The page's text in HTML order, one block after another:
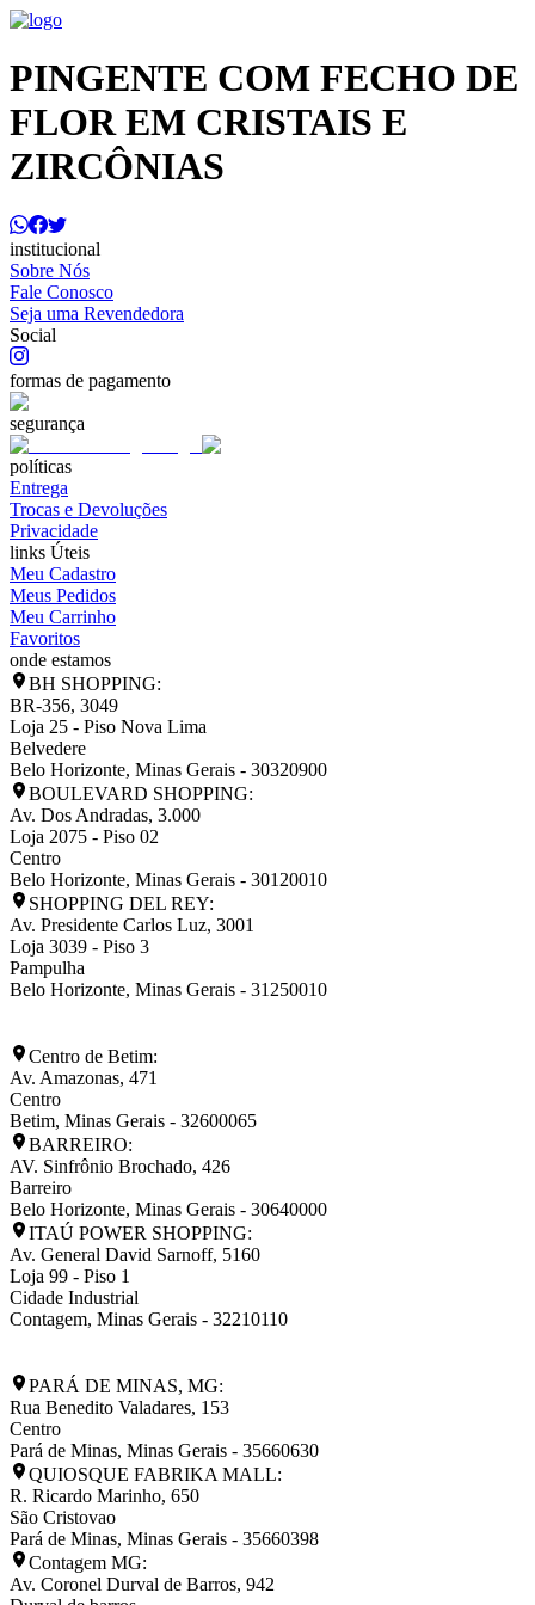
PINGENTE COM FECHO DE
FLOR EM CRISTAIS E
ZIRCÔNIAS
institucional
Sobre Nós
Fale Conosco
Seja uma Revendedora
Social
formas de pagamento
segurança
políticas
Entrega
Trocas e Devoluções
Privacidade
links Úteis
Meu Cadastro
Meus Pedidos
Meu Carrinho
Favoritos
onde estamos
BH SHOPPING:
BR-356, 3049
Loja 25 - Piso Nova Lima
Belvedere
Belo Horizonte, Minas Gerais - 30320900
BOULEVARD SHOPPING:
Av. Dos Andradas, 3.000
Loja 2075 - Piso 02
Centro
Belo Horizonte, Minas Gerais - 30120010
SHOPPING DEL REY:
Av. Presidente Carlos Luz, 3001
Loja 3039 - Piso 3
Pampulha
Belo Horizonte, Minas Gerais - 31250010
Centro de Betim:
Av. Amazonas, 471
Centro
Betim, Minas Gerais - 32600065
BARREIRO:
AV. Sinfrônio Brochado, 426
Barreiro
Belo Horizonte, Minas Gerais - 30640000
ITAÚ POWER SHOPPING:
Av. General David Sarnoff, 5160
Loja 99 - Piso 1
Cidade Industrial
Contagem, Minas Gerais - 32210110
PARÁ DE MINAS, MG:
Rua Benedito Valadares, 153
Centro
Pará de Minas, Minas Gerais - 35660630
QUIOSQUE FABRIKA MALL:
R. Ricardo Marinho, 650
São Cristovao
Pará de Minas, Minas Gerais - 35660398
Contagem MG:
Av. Coronel Durval de Barros, 942